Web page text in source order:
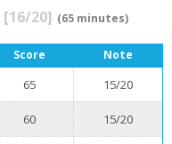
[16/20] (65 minutes)
Score Note
65 15/20
60 15/20